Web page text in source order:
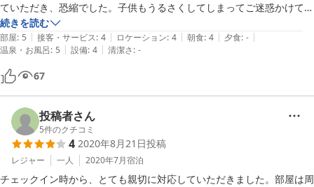
ていただき、恐縮でした。子供もうるさくしてしまってご迷惑かけてし
まいましたが、朝食におかしの詰め合わせまでいただき、ありがたかっ
たです。また家族で泊まりにきたいです。
続きを読む
部屋: 5 | 接客・サービス: 4 | ロケーション: 4 | 朝食: 4 | 夕食: - |
温泉・お風呂: 5 | 設備: 4 | 清潔さ: -
67
投稿者さん
5件のクチコミ
4 2020年8月21日投稿
レジャー 一人 2020年7月宿泊
チェックイン時から、とても親切に対応していただきました。部屋は周